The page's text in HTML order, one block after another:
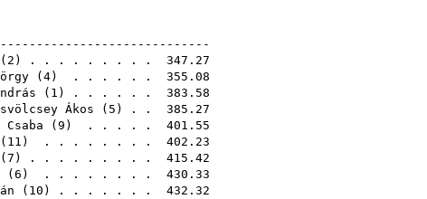
( 2 ) . . . . . . . . . 347.27
( 4) . . . . . . 355.08
( 1 ) . . . . . . 383.58
Ákos ( 5 ) . . 385.27
Csaba ( 9 ) . . . . . 401.55
( 11 ) . . . . . . . . 402.23
( 7 ) . . . . . . . . . 415.42
( 6 ) . . . . . . . . 430.33
( 10 ) . . . . . . . 432.32